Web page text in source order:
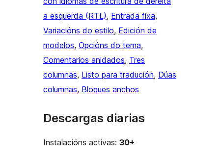
a esquerda (RTL), Entrada fixa
Variacións do estilo, Edición de
modelos, Opcións do tema
Comentarios anidados, Tres
columnas, Listo para tradución, Dúas
columnas, Bloques anchos
Descargas diarias
Instalacións activas: 30+